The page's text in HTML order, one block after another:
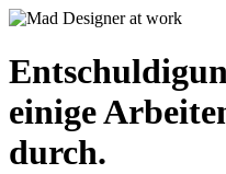
einige
durch.